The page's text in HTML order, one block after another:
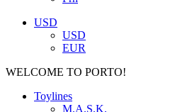
USD
USD
EUR
WELCOME TO PORTO!
Toylines
M.A.S.K.